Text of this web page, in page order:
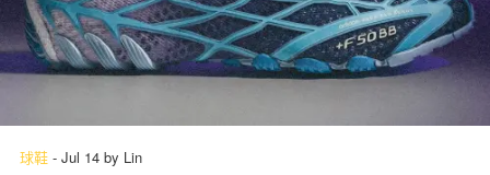
球鞋 - Jul 14 by Lin